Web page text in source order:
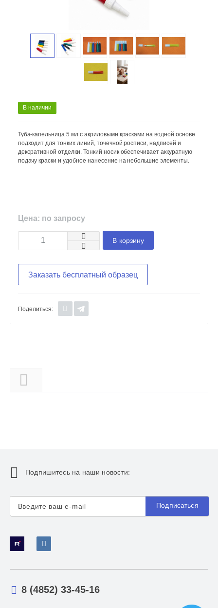
В наличии
Туба-капельница 5 мл с акриловыми красками на водной основе
подходит для тонких линий, точечной росписи, надписей и
декоративной отделки. Тонкий носик обеспечивает аккуратную
подачу краски и удобное нанесение на небольшие элементы.
Цена: по запросу
В корзину
Заказать бесплатный образец
Поделиться:
Подпишитесь на наши новости:
Подписаться
8 (4852) 33-45-16